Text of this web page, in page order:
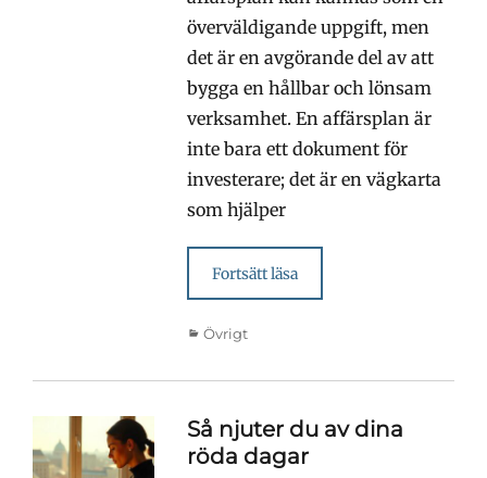
överväldigande uppgift, men
det är en avgörande del av att
bygga en hållbar och lönsam
verksamhet. En affärsplan är
inte bara ett dokument för
investerare; det är en vägkarta
som hjälper
Fortsätt läsa
Kategorier
Övrigt
Så njuter du av dina
röda dagar